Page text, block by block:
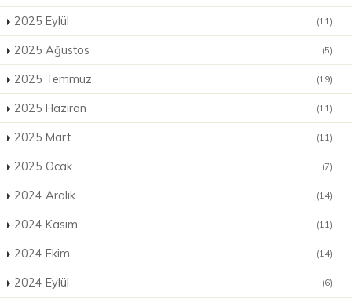
2025 Eylül (11)
2025 Ağustos (5)
2025 Temmuz (19)
2025 Haziran (11)
2025 Mart (11)
2025 Ocak (7)
2024 Aralık (14)
2024 Kasım (11)
2024 Ekim (14)
2024 Eylül (6)